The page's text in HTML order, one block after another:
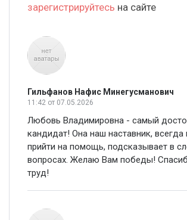
зарегистрируйтесь на сайте
Гильфанов Нафис Минегусманович
11:42 от 07.05.2026
Любовь Владимировна - самый
кандидат! Она наш наставник, всегда
прийти на помощь, подсказывает в
вопросах. Желаю Вам победы!
труд!